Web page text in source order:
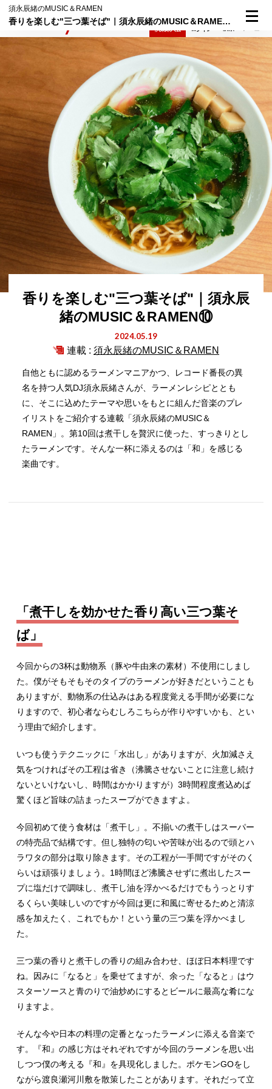
須永辰緒のMUSIC＆RAMEN
香りを楽しむ"三つ葉そば"｜須永辰緒のMUSIC＆RAMEN⑩
香りを楽しむ"三つ葉そば"｜須永辰
緒のMUSIC＆RAMEN⑩
2024.05.19
連載 : 須永辰緒のMUSIC＆RAMEN
自他ともに認めるラーメンマニアかつ、レコード番長の異
名を持つ人気DJ須永辰緒さんが、ラーメンレシピととも
に、そこに込めたテーマや思いをもとに組んだ音楽のプレ
イリストをご紹介する連載「須永辰緒のMUSIC＆
RAMEN」。第10回は煮干しを贅沢に使った、すっきりとし
たラーメンです。そんな一杯に添えるのは「和」を感じる
楽曲です。
「煮干しを効かせた香り高い三つ葉そ
ば」
今回からの3杯は動物系（豚や牛由来の素材）不使用にしまし
た。僕がそもそもそのタイプのラーメンが好きだということも
ありますが、動物系の仕込みはある程度覚える手間が必要にな
りますので、初心者ならむしろこちらが作りやすいかも、とい
う理由で紹介します。
いつも使うテクニックに「水出し」がありますが、火加減さえ
気をつければその工程は省き（沸騰させないことに注意し続け
ないといけないし、時間はかかりますが）3時間程度煮込めば
驚くほど旨味の詰まったスープができますよ。
今回初めて使う食材は「煮干し」。不揃いの煮干しはスーパー
の特売品で結構です。但し独特の匂いや苦味が出るので頭とハ
ラワタの部分は取り除きます。その工程が一手間ですがそのく
らいは頑張りましょう。1時間ほど沸騰させずに煮出したスー
プに塩だけで調味し、煮干し油を浮かべるだけでもうっとりす
るくらい美味しいのですが今回は更に和風に寄せるためと清涼
感を加えたく、これでもか！という量の三つ葉を浮かべまし
た。
三つ葉の香りと煮干しの香りの組み合わせ、ほぼ日本料理です
ね。因みに「なると」を乗せてますが、余った「なると」はウ
スターソースと青のりで油炒めにするとビールに最高な肴にな
りますよ。
そんな今や日本の料理の定番となったラーメンに添える音楽で
す。『和』の感じ方はそれぞれですが今回のラーメンを思い出
しつつ僕の考える『和』を具現化しました。ポケモンGOをし
ながら渡良瀬河川敷を散策したことがあります。それだって立